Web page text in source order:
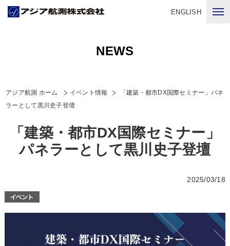
ENGLISH
NEWS
アジア航測 ホーム イベント情報
「建築・都市DX国際セミナー」パネ
ラーとして黒川史子登壇
「建築・都市DX国際セミナー」
パネラーとして黒川史子登壇
2025/03/18